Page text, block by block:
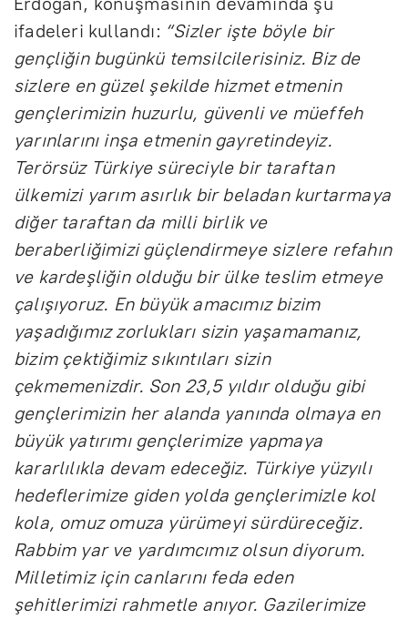
ifadeleri kullandı: “Sizler işte böyle bir
gençliğin bugünkü temsilcilerisiniz. Biz de
sizlere en güzel şekilde hizmet etmenin
gençlerimizin huzurlu, güvenli ve müeffeh
yarınlarını inşa etmenin gayretindeyiz.
Terörsüz Türkiye süreciyle bir taraftan
ülkemizi yarım asırlık bir beladan kurtarmaya
diğer taraftan da milli birlik ve
beraberliğimizi güçlendirmeye sizlere refahın
ve kardeşliğin olduğu bir ülke teslim etmeye
çalışıyoruz. En büyük amacımız bizim
yaşadığımız zorlukları sizin yaşamamanız,
bizim çektiğimiz sıkıntıları sizin
çekmemenizdir. Son 23,5 yıldır olduğu gibi
gençlerimizin her alanda yanında olmaya en
büyük yatırımı gençlerimize yapmaya
kararlılıkla devam edeceğiz. Türkiye yüzyılı
hedeflerimize giden yolda gençlerimizle kol
kola, omuz omuza yürümeyi sürdüreceğiz.
Rabbim yar ve yardımcımız olsun diyorum.
Milletimiz için canlarını feda eden
şehitlerimizi rahmetle anıyor. Gazilerimize